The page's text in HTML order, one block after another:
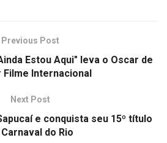
Previous Post
Estou Aqui" leva o Oscar de
Filme Internacional
Next Post
e conquista seu 15º título
do Rio